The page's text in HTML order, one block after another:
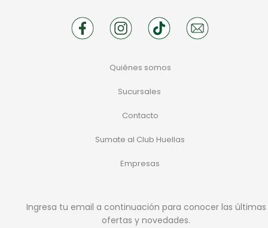
Quiénes somos
Sucursales
Contacto
Sumate al Club Huellas
Empresas
Ingresa tu email a continuación para conocer las últimas
ofertas y novedades.